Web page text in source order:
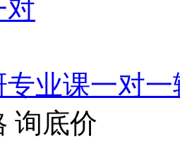
业课一对一
询底价